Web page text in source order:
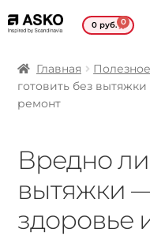
0руб. 0
Главная Полезное
готовить без
ремонт
Вредно ли
вытяжки
здоровье